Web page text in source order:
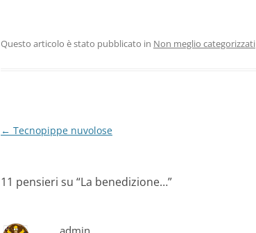
Questo articolo è stato pubblicato in Non meglio categorizzati
Navigazione
← Tecnopippe nuvolose
11 pensieri su “La benedizione…”